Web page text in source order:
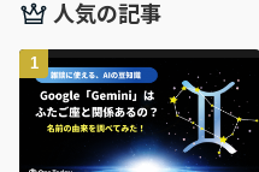
人気の記事